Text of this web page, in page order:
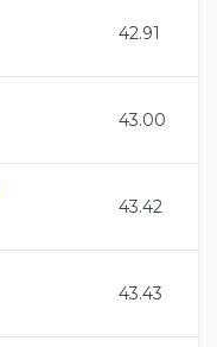
42.91
43.00
43.42
43.43